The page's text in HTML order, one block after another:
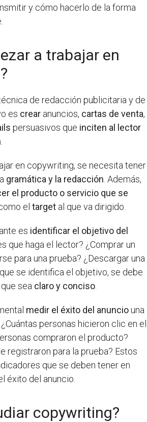
y cómo hacerlo de la forma
a trabajar en
de redacción publicitaria y de
es crear anuncios, cartas de venta,
persuasivos que inciten al lector
en copywriting, se necesita tener
gramática y la redacción . Además,
el producto o servicio que se
el target al que va dirigido.
es identificar el objetivo del
que haga el lector? ¿Comprar un
para una prueba? ¿Descargar una
se identifica el objetivo, se debe
que sea claro y conciso
medir el éxito del anunciouna
personas hicieron clic en el
compraron el producto?
registraron para la prueba? Estos
que se deben tener en
éxito del anuncio.
copywriting?